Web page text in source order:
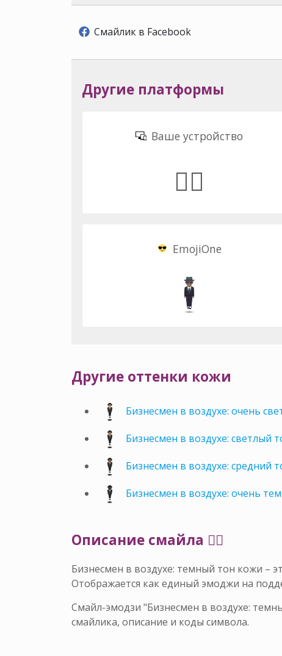
Смайлик в Facebook
Другие платформы
Ваше устройство
🕴🏾
EmojiOne
Другие оттенки кожи
Бизнесмен в воздухе: очень
Бизнесмен в воздухе: светлый
Бизнесмен в воздухе: средний
Бизнесмен в воздухе: очень
Описание смайла 🕴🏾
Бизнесмен в воздухе: темный тон кожи –
Отображается как единый эмоджи на
Смайл-эмодзи "Бизнесмен в воздухе:
смайлика, описание и коды символа.